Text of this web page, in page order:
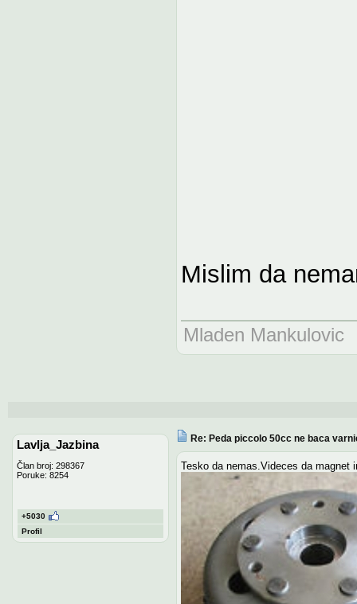
Mislim da
Mladen Mankulovic
Lavlja_Jazbina
Član broj: 298367
Poruke: 8254
+5030
Profil
Re: Peda piccolo 50cc ne baca
Tesko da nemas.Videces da magnet